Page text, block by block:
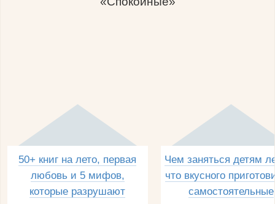
50+ книг на лето, первая
любовь и 5 мифов,
которые разрушают
Чем заняться детям
что вкусного
самостоятельные